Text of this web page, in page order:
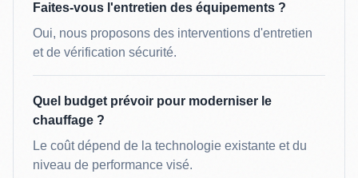
Faites-vous l'entretien des équipements ?
Oui, nous proposons des interventions d'entretien
et de vérification sécurité.
Quel budget prévoir pour moderniser le
chauffage ?
Le coût dépend de la technologie existante et du
niveau de performance visé.